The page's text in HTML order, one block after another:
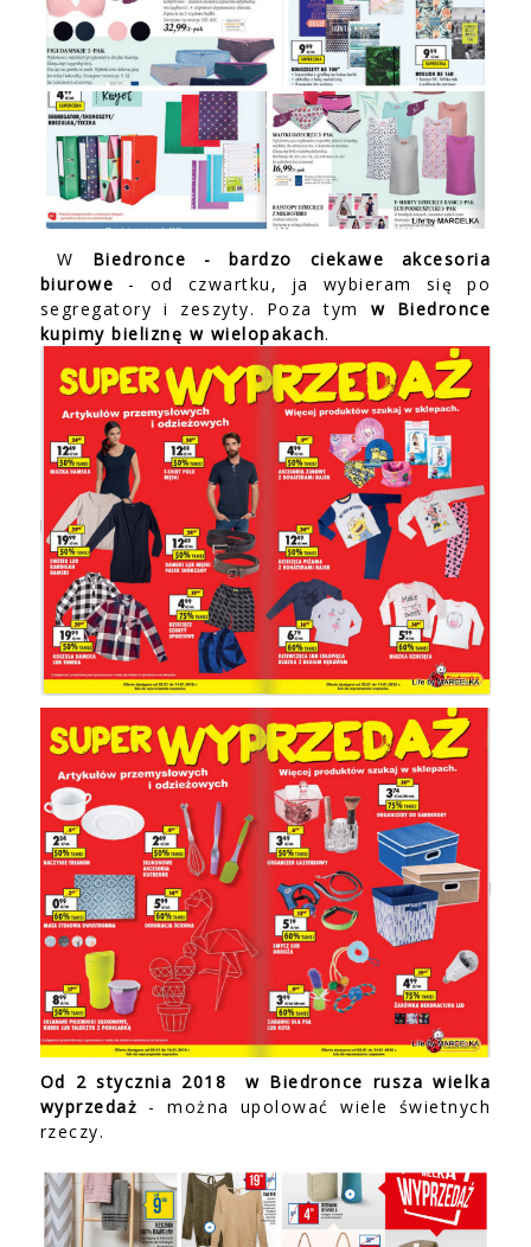
W Biedronce - bardzo ciekawe akcesoria
biurowe - od czwartku, ja wybieram się po
segregatory i zeszyty. Poza tym
w Biedronce
kupimy bieliznę w wielopakach.
Od 2 stycznia 2018 w Biedronce rusza wielka
wyprzedaż - można upolować wiele świetnych
rzeczy.